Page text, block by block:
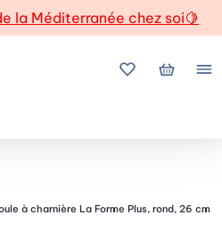
la Méditerranée chez soi🍋
Mes favoris
Mon
à charnière La Forme Plus, rond, 26 cm